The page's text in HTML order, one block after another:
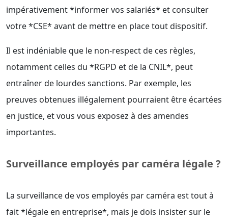
impérativement *informer vos salariés* et consulter
votre *CSE* avant de mettre en place tout dispositif.
Il est indéniable que le non-respect de ces règles,
notamment celles du *RGPD et de la CNIL*, peut
entraîner de lourdes sanctions. Par exemple, les
preuves obtenues illégalement pourraient être écartées
en justice, et vous vous exposez à des amendes
importantes.
Surveillance employés par caméra légale ?
La surveillance de vos employés par caméra est tout à
fait *légale en entreprise*, mais je dois insister sur le